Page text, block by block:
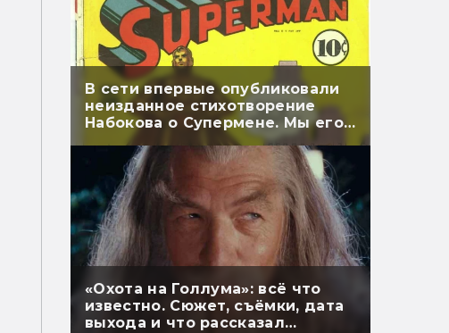
В сети впервые опубликовали
неизданное стихотворение
Набокова о Супермене. Мы его
перевели
«Охота на Голлума»: всё что
известно. Сюжет, съёмки, дата
выхода и что рассказал